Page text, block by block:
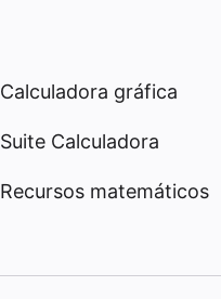
Calculadora gráfica
Suite Calculadora
Recursos matemáticos